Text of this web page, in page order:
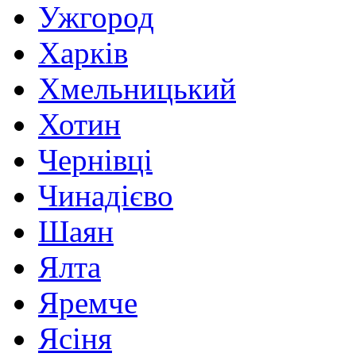
Ужгород
Харків
Хмельницький
Хотин
Чернівці
Чинадієво
Шаян
Ялта
Яремче
Ясіня